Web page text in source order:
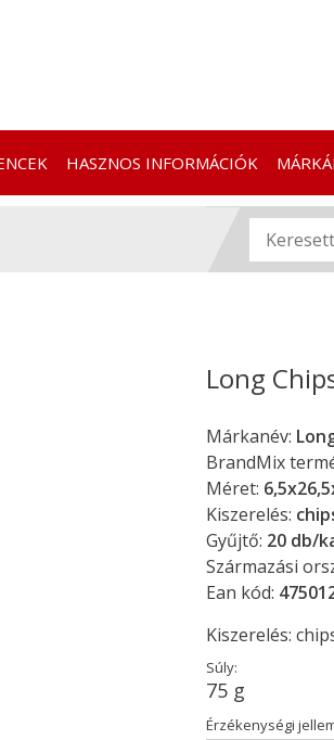
HASZNOS INFORMÁCIÓK
Long
Márkanév:
BrandMix
Méret:
Kiszerelés:
Gyűjtő: 20 db/
Származási
Ean kód:
Kiszerelés:
Súly:
75 g
Érzékenységi